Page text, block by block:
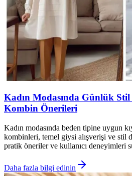
Kadın Modasında Günlük
Kombin Önerileri
Kadın modasında beden tipine uygun
kombinleri, temel giysi alışverişi ve stil
pratik öneriler ve kullanıcı deneyimleri
Daha fazla bilgi edinin